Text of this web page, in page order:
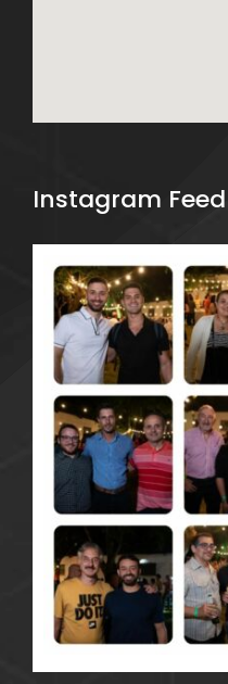
Instagram Feed